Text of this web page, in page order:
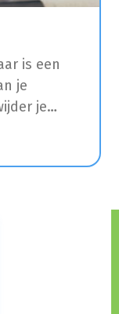
is een
je
je